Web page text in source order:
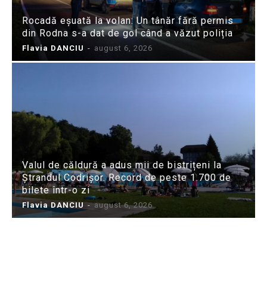
Rocadă eșuată la volan: Un tânăr fără permis
din Rodna s-a dat de gol când a văzut poliția
Flavia DANCIU - august 6, 2026
Valul de căldură a adus mii de bistrițeni la
Ștrandul Codrișor. Record de peste 1.700 de
bilete într-o zi
Flavia DANCIU - august 6, 2026